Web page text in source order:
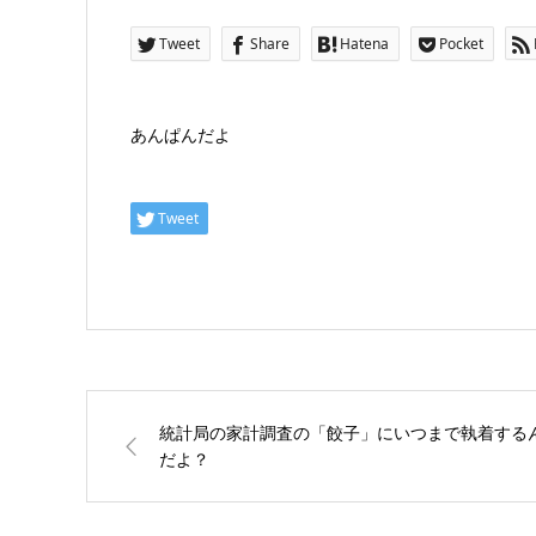
Tweet Share Hatena Pocket
あんぱんだよ
Tweet
統計局の家計調査の「餃子」にいつまで執着する
だよ？